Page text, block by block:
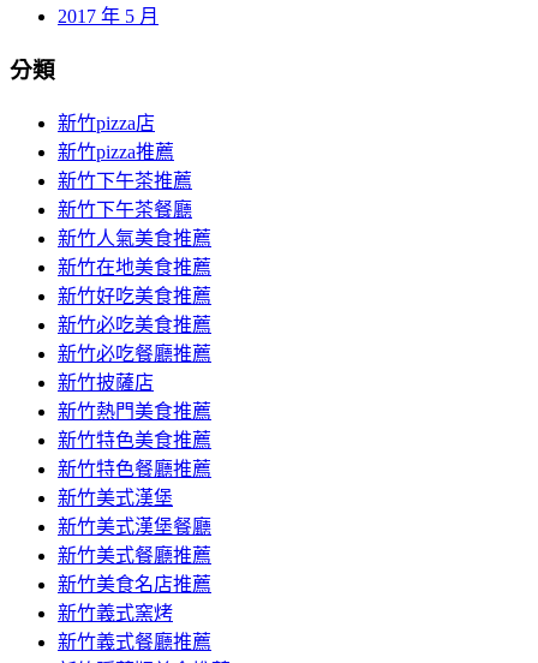
2017 年 5 月
分類
新竹pizza店
新竹pizza推薦
新竹下午茶推薦
新竹下午茶餐廳
新竹人氣美食推薦
新竹在地美食推薦
新竹好吃美食推薦
新竹必吃美食推薦
新竹必吃餐廳推薦
新竹披薩店
新竹熱門美食推薦
新竹特色美食推薦
新竹特色餐廳推薦
新竹美式漢堡
新竹美式漢堡餐廳
新竹美式餐廳推薦
新竹美食名店推薦
新竹義式窯烤
新竹義式餐廳推薦